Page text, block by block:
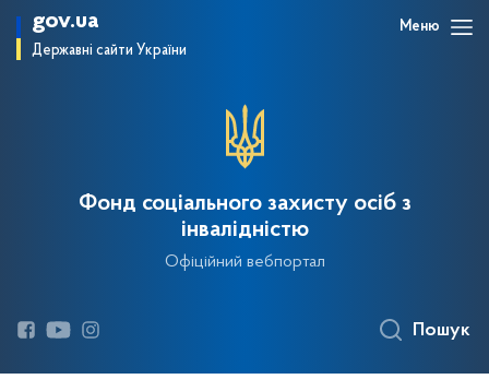
gov.ua
Державні сайти України
Меню
Фонд соціального захисту осіб з
інвалідністю
Офіційний вебпортал
Пошук